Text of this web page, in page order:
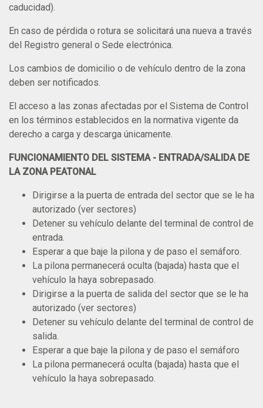
caducidad).
En caso de pérdida o rotura se solicitará una nueva a través
del Registro general o Sede electrónica.
Los cambios de domicilio o de vehículo dentro de la zona
deben ser notificados.
El acceso a las zonas afectadas por el Sistema de Control
en los términos establecidos en la normativa vigente da
derecho a carga y descarga únicamente.
FUNCIONAMIENTO DEL SISTEMA - ENTRADA/SALIDA DE
LA ZONA PEATONAL
Dirigirse a la puerta de entrada del sector que se le ha
autorizado (ver sectores)
Detener su vehículo delante del terminal de control de
entrada.
Esperar a que baje la pilona y de paso el semáforo.
La pilona permanecerá oculta (bajada) hasta que el
vehículo la haya sobrepasado.
Dirigirse a la puerta de salida del sector que se le ha
autorizado (ver sectores)
Detener su vehículo delante del terminal de control de
salida.
Esperar a que baje la pilona y de paso el semáforo
La pilona permanecerá oculta (bajada) hasta que el
vehículo la haya sobrepasado.